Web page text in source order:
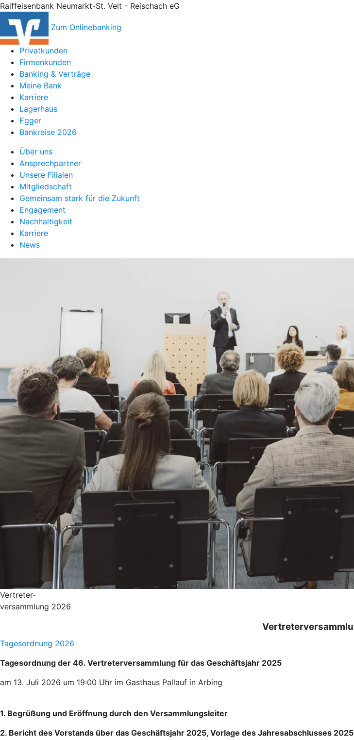
Raiffeisenbank Neumarkt-St. Veit - Reischach eG
Zum Onlinebanking
Privatkunden
Firmenkunden
Banking & Verträge
Meine Bank
Karriere
Lagerhaus
Egger
Bankreise 2026
Über uns
Ansprechpartner
Unsere Filialen
Mitgliedschaft
Gemeinsam stark für die Zukunft
Engagement
Nachhaltigkeit
Karriere
News
Vertreter-
versammlung 2026
Tagesordnung 2026
Tagesordnung der 46. Vertreterversammlung für das Geschäftsjahr 2025
am 13. Juli 2026 um 19:00 Uhr im Gasthaus Pallauf in Arbing
1. Begrüßung und Eröffnung durch den Versammlungsleiter
2. Bericht des Vorstands über das Geschäftsjahr 2025, Vorlage des Jahresabschlusses